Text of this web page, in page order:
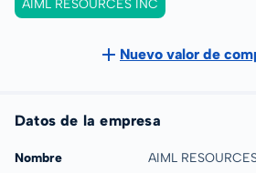
AIML RESOURCES INC
Nuevo valor de
Datos de la empresa
Nombre AIML